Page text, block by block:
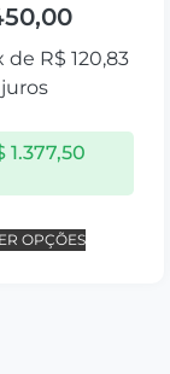
de R$ 120,83
1.377,50
OPÇÕES